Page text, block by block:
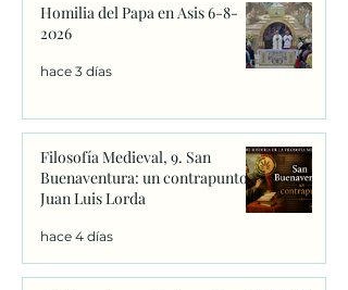
Homilia del Papa en Asis 6-8-
2026
hace 3 días
Filosofía Medieval, 9. San
Buenaventura: un contrapunto.
Juan Luis Lorda
hace 4 días